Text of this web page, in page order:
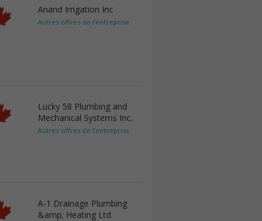
Anand Irrigation Inc
Autres offres de l'entreprise
Lucky 58 Plumbing and
Mechanical Systems Inc.
Autres offres de l'entreprise
A-1 Drainage Plumbing
&amp; Heating Ltd.